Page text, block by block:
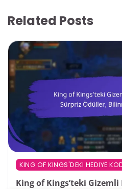
Related Posts
KING OF KINGS'DEKI HEDIYE
King of Kings’teki Gizemli